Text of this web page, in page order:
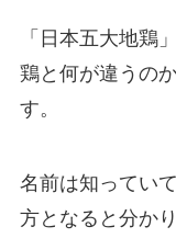
「日本五大地鶏
鶏と何が違うの
す。
名前は知ってい
方となると分か